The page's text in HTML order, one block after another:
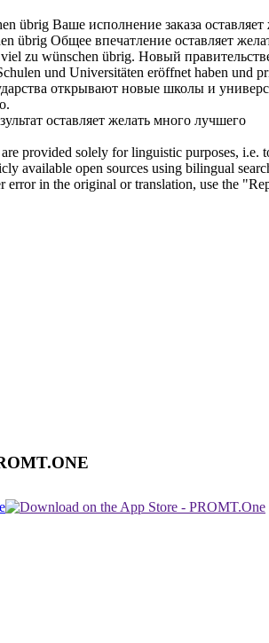
übrig Ваше исполнение заказа
übrig Общее впечатление оставляет
viel zu wünschen übrig. Новый
und Universitäten eröffnet haben und
открывают новые школы и
.
оставляет желать много лучшего
provided solely for linguistic purposes, i.e.
available open sources using bilingual
in the original or translation, use the